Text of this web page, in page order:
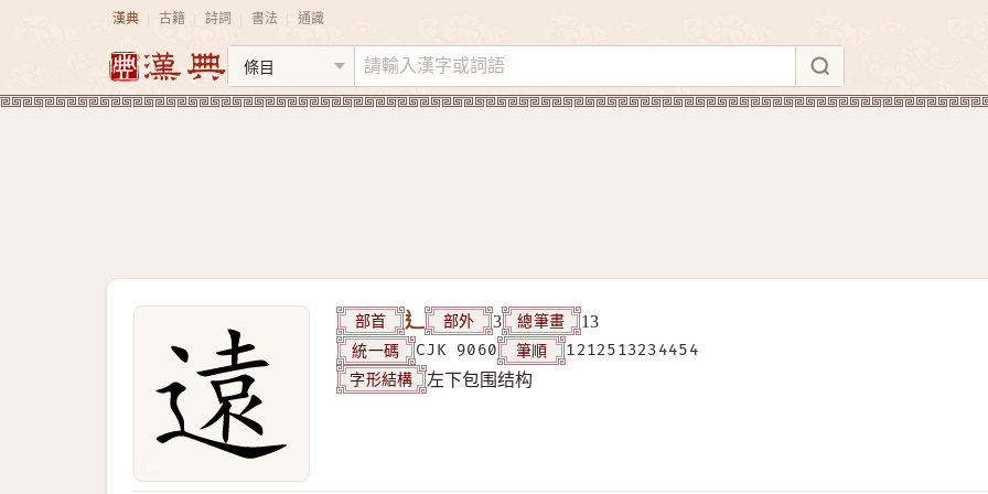
漢典 古籍 詩詞 書法 通識
部首 辶 部外 3 總筆畫 13
統一碼 CJK 9060 筆順 1212513234454
字形結構 左下包围结构